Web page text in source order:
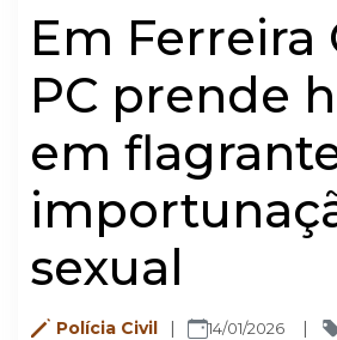
Em Ferreira
PC prende
em
sexual
Polícia Civil 14/01/2026